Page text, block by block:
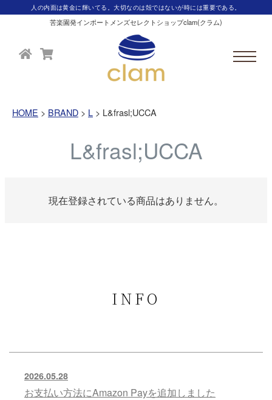
人の内面は黄金に輝いてる。大切なのは殻ではないが時には重要である。
苦楽園発インポートメンズセレクトショップclam(クラム)
HOME BRAND L L&frasl;UCCA
L&frasl;UCCA
現在登録されている商品はありません。
INFO
2026.05.28
お支払い方法にAmazon Payを追加しました